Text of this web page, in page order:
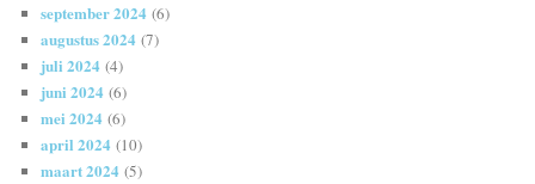
september 2024 (6)
augustus 2024 (7)
juli 2024 (4)
juni 2024 (6)
mei 2024 (6)
april 2024 (10)
maart 2024 (5)